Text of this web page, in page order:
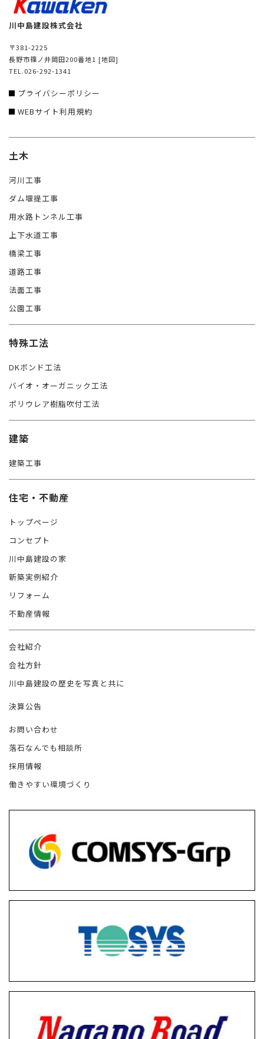
川中島建設株式会社
〒381-2225
長野市篠ノ井岡田200番地1 [地図]
TEL.026-292-1341
プライバシーポリシー
WEBサイト利用規約
土木
河川工事
ダム堰提工事
用水路トンネル工事
上下水道工事
橋梁工事
道路工事
法面工事
公園工事
特殊工法
DKボンド工法
バイオ・オーガニック工法
ポリウレア樹脂吹付工法
建築
建築工事
住宅・不動産
トップページ
コンセプト
川中島建設の家
新築実例紹介
リフォーム
不動産情報
会社紹介
会社方針
川中島建設の歴史を写真と共に
決算公告
お問い合わせ
落石なんでも相談所
採用情報
働きやすい環境づくり